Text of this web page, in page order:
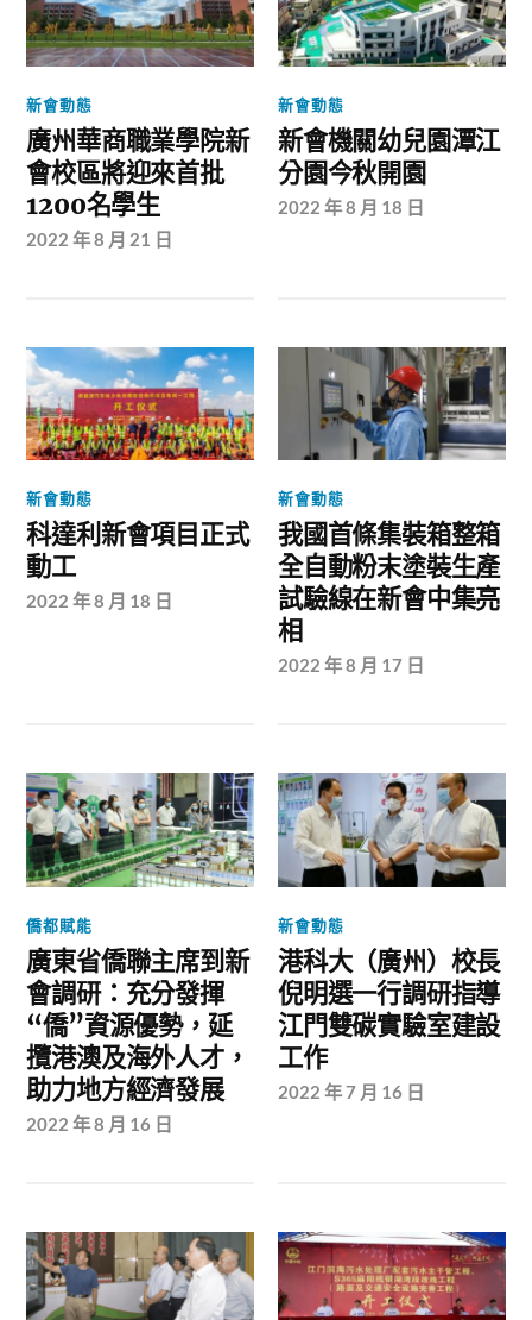
新會動態
廣州華商職業學院新
會校區將迎來首批
1200名學生
2022 年 8 月 21 日
新會動態
新會機關幼兒園潭江
分園今秋開園
2022 年 8 月 18 日
新會動態
科達利新會項目正式
動工
2022 年 8 月 18 日
新會動態
我國首條集裝箱整箱
全自動粉末塗裝生產
試驗線在新會中集亮
相
2022 年 8 月 17 日
僑都賦能
廣東省僑聯主席到新
會調研：充分發揮
“僑”資源優勢，延
攬港澳及海外人才，
助力地方經濟發展
2022 年 8 月 16 日
新會動態
港科大（廣州）校長
倪明選一行調研指導
江門雙碳實驗室建設
工作
2022 年 7 月 16 日